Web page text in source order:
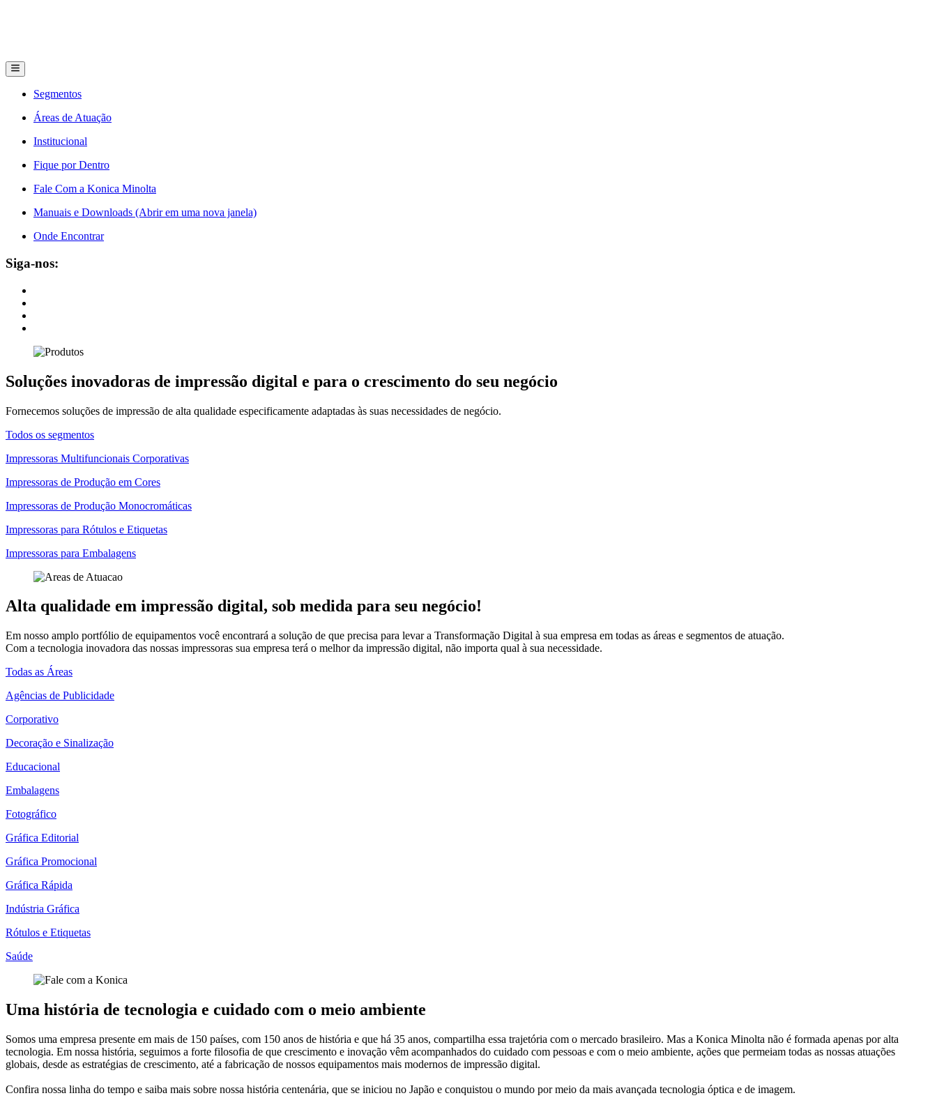
Segmentos
Áreas de Atuação
Institucional
Fique por Dentro
Fale Com a Konica Minolta
Manuais e Downloads (Abrir em uma nova janela)
Onde Encontrar
Siga-nos:
Soluções inovadoras de impressão digital e para o crescimento do seu negócio
Fornecemos soluções de impressão de alta qualidade especificamente adaptadas às suas necessidades de negócio.
Todos os segmentos
Impressoras Multifuncionais Corporativas
Impressoras de Produção em Cores
Impressoras de Produção Monocromáticas
Impressoras para Rótulos e Etiquetas
Impressoras para Embalagens
Alta qualidade em impressão digital, sob medida para seu negócio!
Em nosso amplo portfólio de equipamentos você encontrará a solução de que precisa para levar a Transformação Digital à sua empresa em todas as áreas e segmentos de atuação.
Com a tecnologia inovadora das nossas impressoras sua empresa terá o melhor da impressão digital, não importa qual à sua necessidade.
Todas as Áreas
Agências de Publicidade
Corporativo
Decoração e Sinalização
Educacional
Embalagens
Fotográfico
Gráfica Editorial
Gráfica Promocional
Gráfica Rápida
Indústria Gráfica
Rótulos e Etiquetas
Saúde
Uma história de tecnologia e cuidado com o meio ambiente
Somos uma empresa presente em mais de 150 países, com 150 anos de história e que há 35 anos, compartilha essa trajetória com o mercado brasileiro. Mas a Konica Minolta não é formada apenas por alta
tecnologia. Em nossa história, seguimos a forte filosofia de que crescimento e inovação vêm acompanhados do cuidado com pessoas e com o meio ambiente, ações que permeiam todas as nossas atuações
globais, desde as estratégias de crescimento, até a fabricação de nossos equipamentos mais modernos de impressão digital.
Confira nossa linha do tempo e saiba mais sobre nossa história centenária, que se iniciou no Japão e conquistou o mundo por meio da mais avançada tecnologia óptica e de imagem.